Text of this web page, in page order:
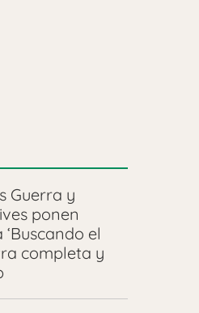
Guerra y
ponen
el
completa y